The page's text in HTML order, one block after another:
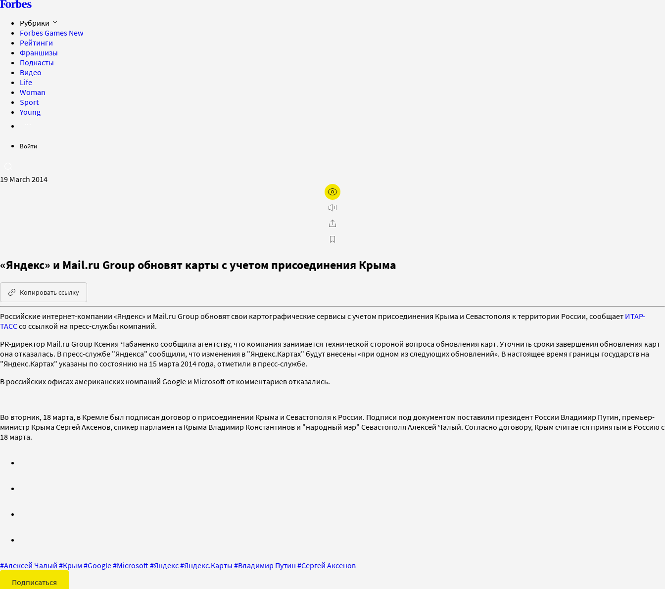
Рубрики
Forbes Games New
Рейтинги
Франшизы
Подкасты
Видео
Life
Woman
Sport
Young
Войти
19 March 2014
«Яндекс» и Mail.ru Group обновят карты с учетом присоединения Крыма
Копировать ссылку
Российские интернет-компании «Яндекс» и Mail.ru Group обновят свои картографические сервисы с учетом присоединения Крыма и Севастополя к территории России, сообщает ИТАР-
ТАССсо ссылкой на пресс-службы компаний.
PR-директор Mail.ru Group Ксения Чабаненко сообщила агентству, что компания занимается технической стороной вопроса обновления карт. Уточнить сроки завершения обновления карт
она отказалась. В пресс-службе "Яндекса" сообщили, что изменения в "Яндекс.Картах" будут внесены «при одном из следующих обновлений». В настоящее время границы государств на
"Яндекс.Картах" указаны по состоянию на 15 марта 2014 года, отметили в пресс-службе.
В российских офисах американских компаний Google и Microsoft от комментариев отказались.
Во вторник, 18 марта, в Кремле был подписан договор о присоединении Крыма и Севастополя к России. Подписи под документом поставили президент России Владимир Путин, премьер-
министр Крыма Сергей Аксенов, спикер парламента Крыма Владимир Константинов и "народный мэр" Севастополя Алексей Чалый. Согласно договору, Крым считается принятым в Россию с
18 марта.
#Алексей Чалый #Крым #Google#Microsoft #Яндекс#Яндекс.Карты #Владимир Путин #Сергей Аксенов
Подписаться